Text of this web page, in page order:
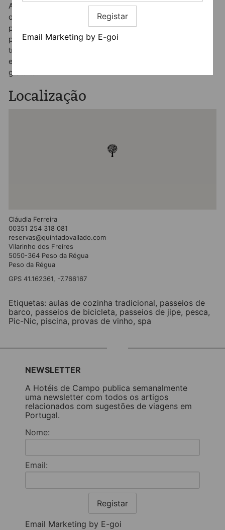
Registar
Email Marketing by E-goi
A quinta dispõe de uma fabulosa piscina ao ar livre e
oferece várias atividades: programas de passeios
pedestres, de bicicleta, de barco e de jipe, sessões de
pesca no rio, piqueniques campestres, aulas de cozinha
tradicional e provas de vinho. Todos os quartos estão
equipados com ar condicionado, televisão e acesso wi-fi
gratuito.
Localização
Cláudia Ferreira
00351 254 318 081
reservas@quintadovallado.com
Vilarinho dos Freires
5050-364 Peso da Régua
Peso da Régua
GPS 41.162361, -7.766167
Etiquetas: aulas de cozinha tradicional, passeios de
barco, passeios de bicicleta, passeios de jipe, pesca,
Pic-Nic, piscina, provas de vinho, spa
NEWSLETTER
A Hotéis de Campo publica semanalmente
uma newsletter com todos os artigos
relacionados com sugestões de viagens em
Portugal.
Nome:
Email:
Registar
Email Marketing by E-goi